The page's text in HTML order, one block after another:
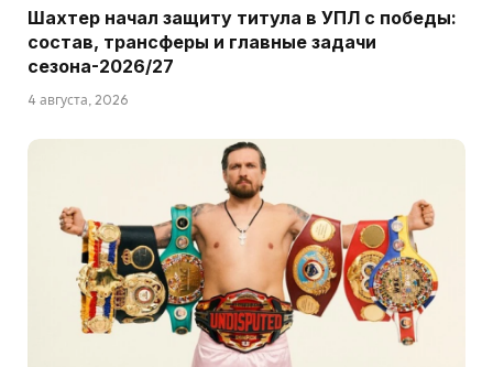
Шахтер начал защиту титула в УПЛ с победы:
состав, трансферы и главные задачи
сезона-2026/27
4 августа, 2026